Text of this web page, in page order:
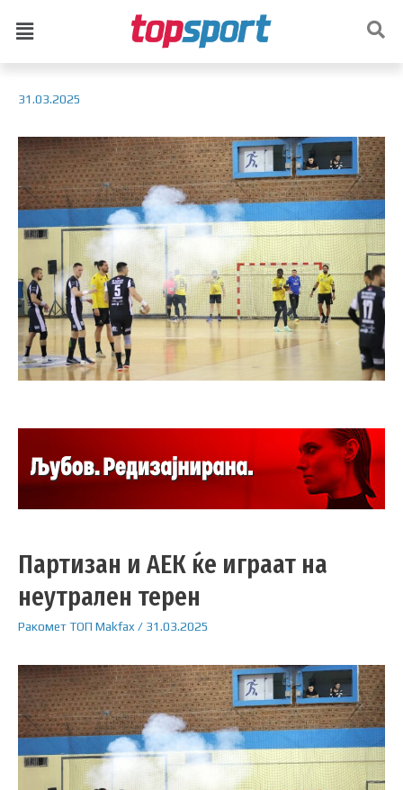
31.03.2025
Партизан и АЕК ќе играат на
неутрален терен
РакометТОП Makfax / 31.03.2025